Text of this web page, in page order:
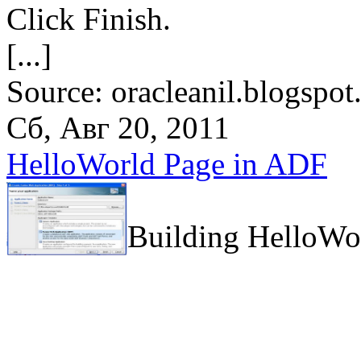
Click Finish.
[...]
Source:
Сб, Авг 20, 2011
HelloWorld Page in ADF
Building